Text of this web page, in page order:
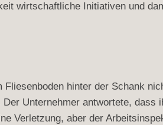
wirtschaftliche Initiativen und
hinter der Schank
Unternehmer antwortete, dass
Verletzung, aber der